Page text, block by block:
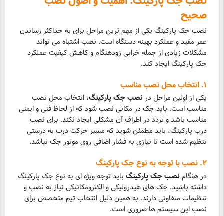
صحیح
نصب جک پارکینگ یکی از مهم ترین مراحل برای به حداکثر رساندن
عمر مفید و عملکرد بهینه دستگاه است. نصب اشتباه می تواند
مشکلات زیادی از جمله خرابی زودهنگام و کاهش کیفیت عملکرد
جک پارکینگ ایجاد کند.
۱. انتخاب محل نصب مناسب
یکی از اولین مراحل درنصب جک پارکینگ، انتخاب محل نصب
مناسب است. باید جک در مکانی نصب شود که از لحاظ فنی و ایمنی
مناسب باشد و تردد در اطراف آن مشکلی ایجاد نکند. برای نصب
درب پارکینگ، باید مطمئن شوید که مسیر حرکت درب به درستی
تنظیم شده است تا نیازی به فشار اضافی روی موتور جک نباشد.
۲. نصب با توجه به نوع جک پارکینگ
در هنگامنصب جک پارکینگ باید توجه ویژه ای به نوع جک پارکینگ
داشته باشید. جک های هیدرولیکی و الکترومکانیکی نیاز به نصب و
تنظیمات متفاوتی دارند. به همین دلیل انتخاب تیم متخصص برای
نصب این سیستم ها ضروری است.